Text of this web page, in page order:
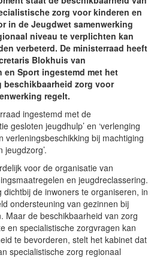
zorg voor kinderen en
in de Jeugdwet samenwerking
niveau te verplichten kan
verbeterd. De ministerraad heeft
Blokhuis van
en Sport ingestemd met het
beschikbaarheid zorg voor
regelt.
ingestemd met de
gesloten jeugdhulp’ en ‘verlenging
verleningsbeschikking bij machtiging
voor de organisatie van
en jeugdreclassering.
de inwoners te organiseren, in
ondersteuning van gezinnen bij
Maar de beschikbaarheid van zorg
en specialistische zorgvragen kan
te bevorderen, stelt het kabinet dat
specialistische zorg regionaal